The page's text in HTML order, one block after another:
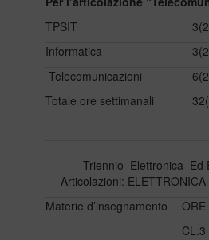
TPSIT
Informatica
Telecomunicazioni
Totale ore settimanali
Triennio Elettronica Ed
Articolazioni:
Materie d’insegnamento
ORE
CL.3